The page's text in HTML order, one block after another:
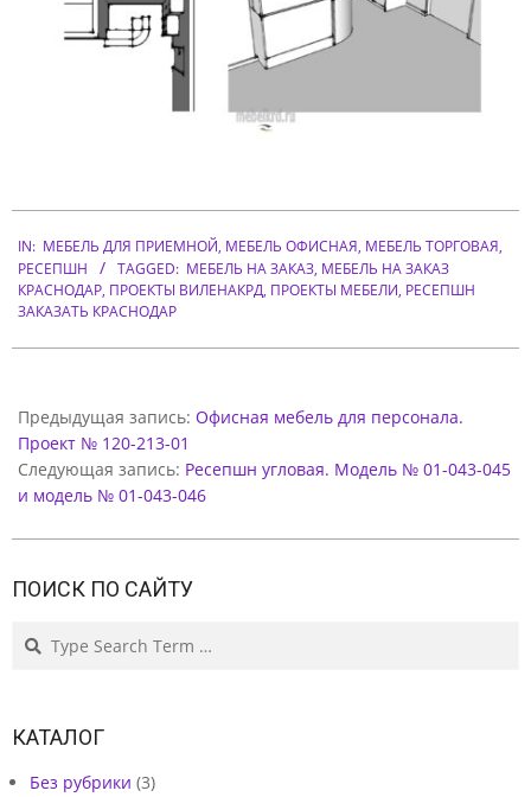
Л
Ь
.
З
Н
А
Р
Е
С
П
Н
01-
13
IN: МЕБЕЛЬ ДЛЯ ПРИЕМНОЙ, МЕБЕЛЬ ОФИСНАЯ, МЕБЕЛЬ ТОРГОВАЯ,
РЕСЕПШН
TAGGED: МЕБЕЛЬ НА ЗАКАЗ, МЕБЕЛЬ НА ЗАКАЗ
КРАСНОДАР, ПРОЕКТЫ ВИЛЕНАКРД, ПРОЕКТЫ МЕБЕЛИ, РЕСЕПШН
ЗАКАЗАТЬ КРАСНОДАР
Предыдущая запись: Офисная мебель для персонала.
Проект № 120-213-01
Следующая запись: Ресепшн угловая. Модель № 01-043-045
и модель № 01-043-046
ПОИСК ПО САЙТУ
Search
КАТАЛОГ
Без рубрики (3)